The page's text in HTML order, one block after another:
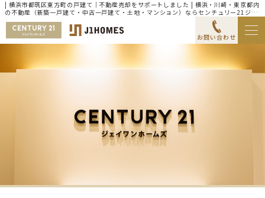
| 横浜市都筑区東方町の戸建て｜不動産売却をサポートしました | 横浜・川崎・東京都内
の不動産（新築一戸建て・中古一戸建て・土地・マンション）ならセンチュリー21ジェ
イワンホームズ
お問い合わせ